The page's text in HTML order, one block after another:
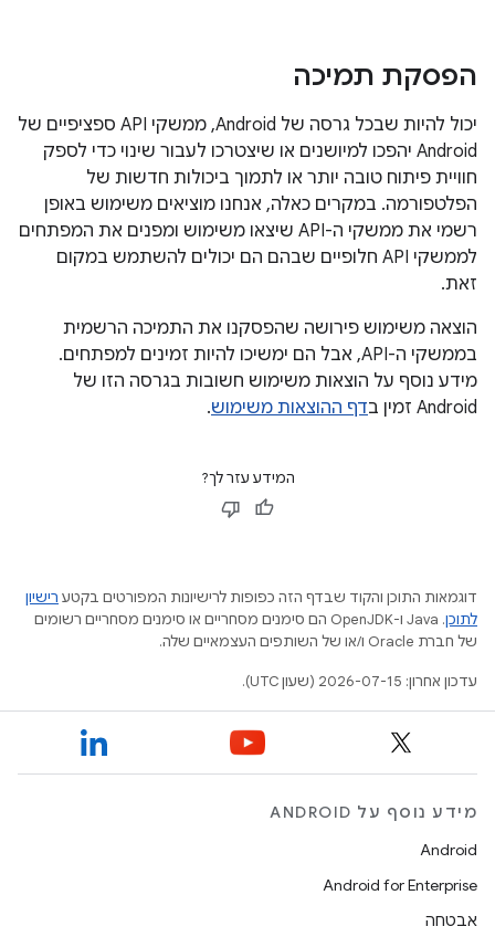
הפסקת תמיכה
יכול להיות שבכל גרסה של Android, ממשקי API ספציפיים של
Android יהפכו למיושנים או שיצטרכו לעבור שינוי כדי לספק
חוויית פיתוח טובה יותר או לתמוך ביכולות חדשות של
הפלטפורמה. במקרים כאלה, אנחנו מוציאים משימוש באופן
רשמי את ממשקי ה-API שיצאו משימוש ומפנים את המפתחים
לממשקי API חלופיים שבהם הם יכולים להשתמש במקום
זאת.
הוצאה משימוש פירושה שהפסקנו את התמיכה הרשמית
בממשקי ה-API, אבל הם ימשיכו להיות זמינים למפתחים.
מידע נוסף על הוצאות משימוש חשובות בגרסה הזו של
Android זמין ב
דף ההוצאות משימוש.
המידע עזר לך?
דוגמאות התוכן והקוד שבדף הזה כפופות לרישיונות המפורטים בקטע רישיון
לתוכן
.‏ Java ו-OpenJDK הם סימנים מסחריים או סימנים מסחריים רשומים
של חברת Oracle ו/או של השותפים העצמאיים שלה.
עדכון אחרון: 2026-07-15 (שעון UTC).
מידע נוסף על ANDROID
Android
Android for Enterprise
אבטחה